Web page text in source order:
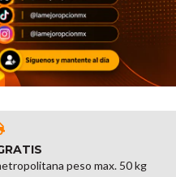
peso max. 50 kg